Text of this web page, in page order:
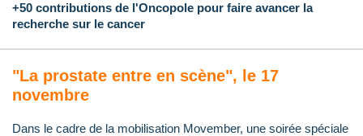
+50 contributions de l'Oncopole pour faire avancer la
recherche sur le cancer
"La prostate entre en scène", le 17
novembre
Dans le cadre de la mobilisation Movember, une soirée spéciale